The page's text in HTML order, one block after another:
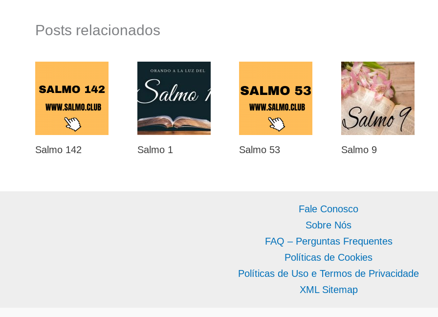
Posts relacionados
Salmo 142 Salmo 1 Salmo 53 Salmo 9
Fale Conosco
Sobre Nós
FAQ – Perguntas Frequentes
Políticas de Cookies
Políticas de Uso e Termos de Privacidade
XML Sitemap